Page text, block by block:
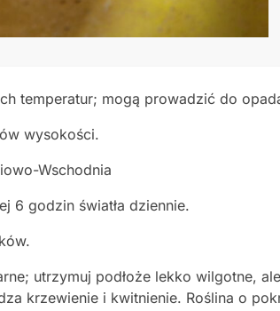
temperatur; mogą prowadzić do
wysokości.
Wschodnia
6 godzin światła dziennie.
utrzymuj podłoże lekko wilgotne,
krzewienie i kwitnienie. Roślina o